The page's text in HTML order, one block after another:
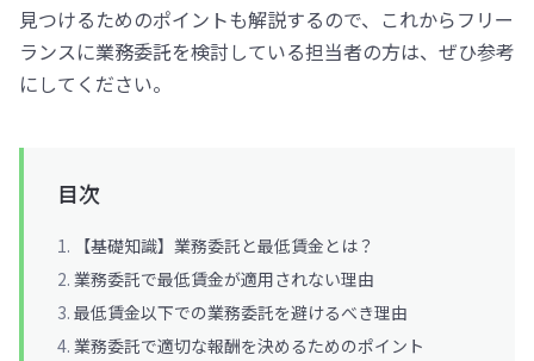
見つけるためのポイントも解説するので、これからフリー
ランスに業務委託を検討している担当者の方は、ぜひ参考
にしてください。
目次
【基礎知識】業務委託と最低賃金とは？
業務委託で最低賃金が適用されない理由
最低賃金以下での業務委託を避けるべき理由
業務委託で適切な報酬を決めるためのポイント